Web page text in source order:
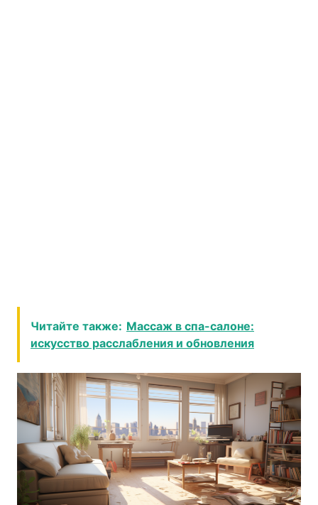
Читайте также: Массаж в спа-салоне:
искусство расслабления и обновления